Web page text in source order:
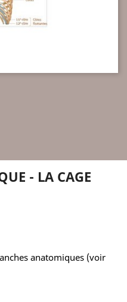
- LA CAGE
anatomiques (voir